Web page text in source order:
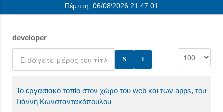
Πέμπτη, 06/08/2026 21:47:01
developer
Το εργασιακό τοπίο στον χώρο του web και των apps, του
Γιάννη Κωνσταντακόπουλου